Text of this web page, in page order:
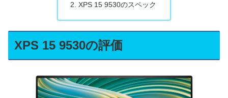
XPS 15 9530のスペック
XPS 15 9530の評価